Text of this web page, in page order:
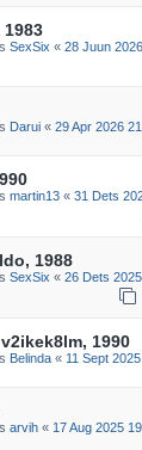
1983
SexSix « 28 Juun
Darui « 29 Apr 2026
martin13 « 31 Dets
1988
SexSix « 26 Dets
1990
Belinda « 11 Sept
arvih « 17 Aug 2025